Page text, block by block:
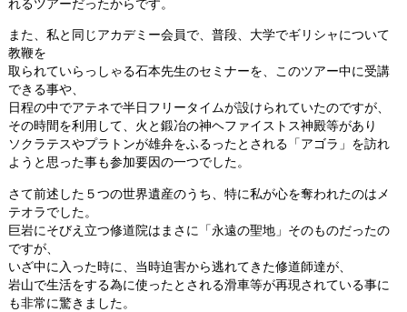
また、私と同じアカデミー会員で、普段、大学でギリシャについて
教鞭を
取られていらっしゃる石本先生のセミナーを、このツアー中に受講
できる事や、
日程の中でアテネで半日フリータイムが設けられていたのですが、
その時間を利用して、火と鍛冶の神ヘファイストス神殿等があり
ソクラテスやプラトンが雄弁をふるったとされる「アゴラ」を訪れ
ようと思った事も参加要因の一つでした。
さて前述した５つの世界遺産のうち、特に私が心を奪われたのはメ
テオラでした。
巨岩にそびえ立つ修道院はまさに「永遠の聖地」そのものだったの
ですが、
いざ中に入った時に、当時迫害から逃れてきた修道師達が、
岩山で生活をする為に使ったとされる滑車等が再現されている事に
も非常に驚きました。